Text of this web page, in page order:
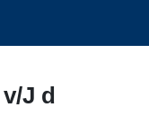
J d